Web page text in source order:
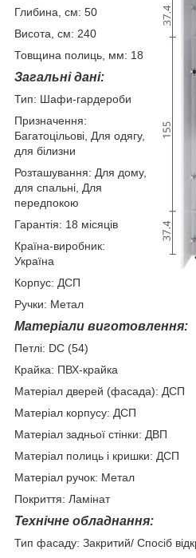
Глибина, см: 50
Висота, см: 240
Товщина полиць, мм: 18
Загальні дані:
Тип: Шафи-гардероби
Призначення:
Багатоцільові, Для одягу,
для білизни
Розташування: Для дому,
для спальні, Для
передпокою
Гарантія: 18 місяців
Країна-виробник:
Україна
Корпус: ДСП
Ручки: Метал
Матеріали виготовлення:
Петлі: DC (54)
Крайка: ПВХ-крайка
Матеріал дверей (фасада): ДСП
Матеріал корпусу: ДСП
Матеріал задньої стінки: ДВП
Матеріал полиць і кришки: ДСП
Матеріал ручок: Метал
Покриття: Ламінат
Технічне обладнання:
Тип фасаду: Закритий/ Спосіб